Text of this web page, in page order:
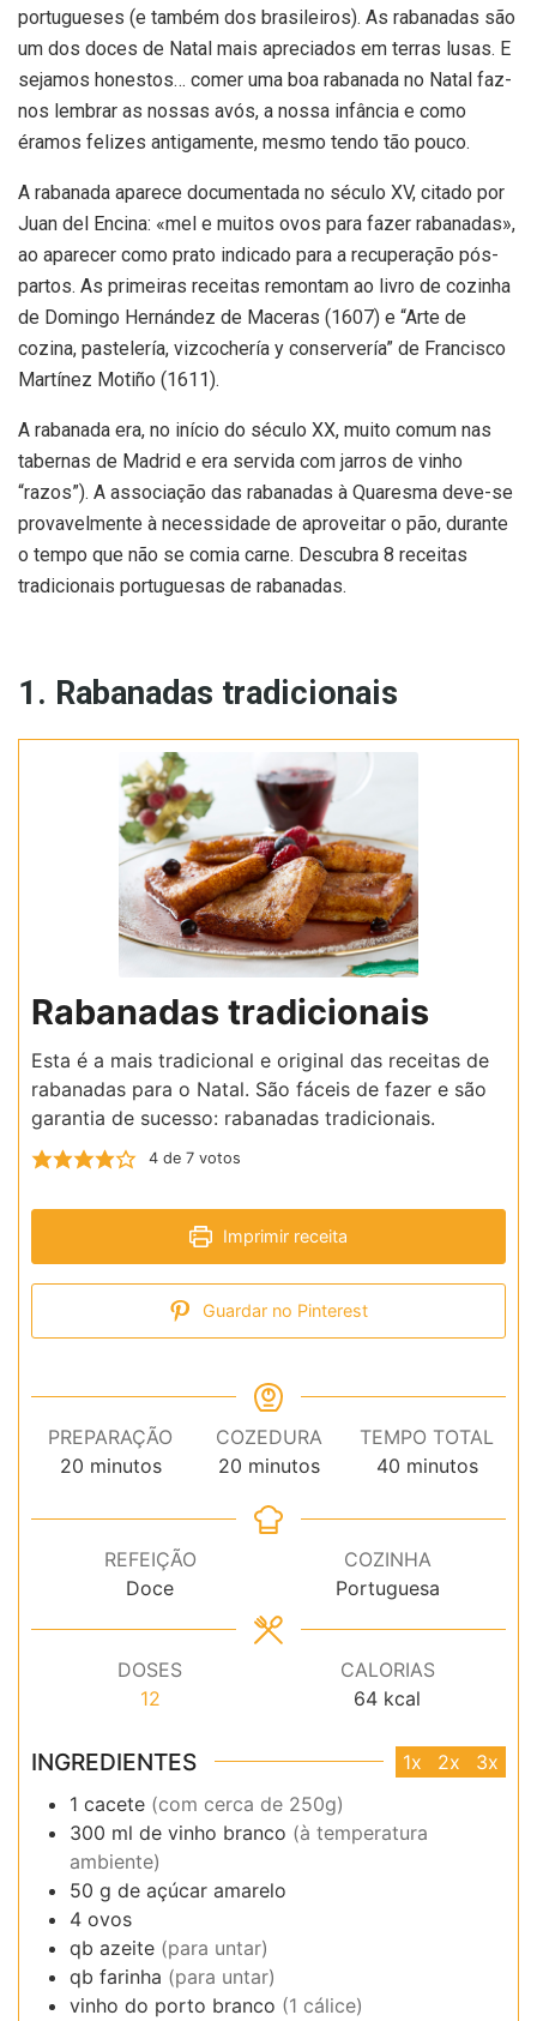
portugueses (e também dos brasileiros). As rabanadas são
um dos doces de Natal mais apreciados em terras lusas. E
sejamos honestos… comer uma boa rabanada no Natal faz-
nos lembrar as nossas avós, a nossa infância e como
éramos felizes antigamente, mesmo tendo tão pouco.
A rabanada aparece documentada no século XV, citado por
Juan del Encina: «mel e muitos ovos para fazer rabanadas»,
ao aparecer como prato indicado para a recuperação pós-
partos. As primeiras receitas remontam ao livro de cozinha
de Domingo Hernández de Maceras (1607) e “Arte de
cozina, pastelería, vizcochería y conservería” de Francisco
Martínez Motiño (1611).
A rabanada era, no início do século XX, muito comum nas
tabernas de Madrid e era servida com jarros de vinho
“razos”). A associação das rabanadas à Quaresma deve-se
provavelmente à necessidade de aproveitar o pão, durante
o tempo que não se comia carne. Descubra 8 receitas
tradicionais portuguesas de rabanadas.
1. Rabanadas tradicionais
Rabanadas tradicionais
Esta é a mais tradicional e original das receitas de
rabanadas para o Natal. São fáceis de fazer e são
garantia de sucesso: rabanadas tradicionais.
4de 7votos
Imprimir receita
Guardar no Pinterest
PREPARAÇÃO
20minutos
minutos
COZEDURA
20minutos
minutos
TEMPO TOTAL
40minutos
minutos
REFEIÇÃO
Doce
COZINHA
Portuguesa
DOSES
12
CALORIAS
64 kcal
INGREDIENTES 1x 2x
3x
1 cacete (com cerca de 250g)
300 ml de vinho branco (à temperatura
ambiente)
50 g de açúcar amarelo
4 ovos
qb azeite (para untar)
qb farinha (para untar)
vinho do porto branco (1 cálice)